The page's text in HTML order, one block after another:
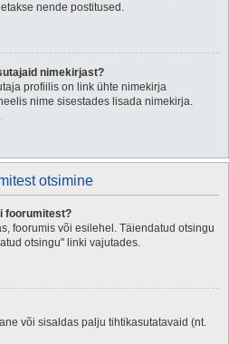
nende postitused.
nimekirjast?
profiilis on link ühte nimekirja
nime sisestades lisada nimekirja.
otsimine
foorumitest?
foorumis või esilehel. Täiendatud otsingu
otsingu" linki vajutades.
või sisaldas palju tihtikasutatavaid (nt.